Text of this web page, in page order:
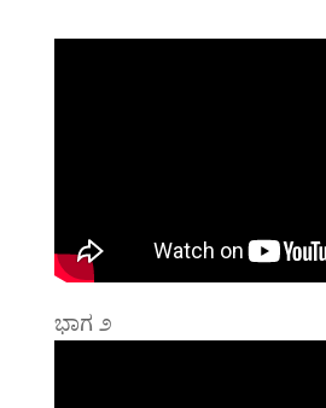
ಭಾಗ ೨